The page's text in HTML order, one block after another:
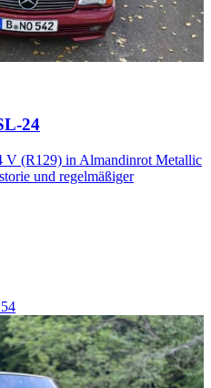
24
V (R129) in Almandinrot Metallic
und regelmäßiger